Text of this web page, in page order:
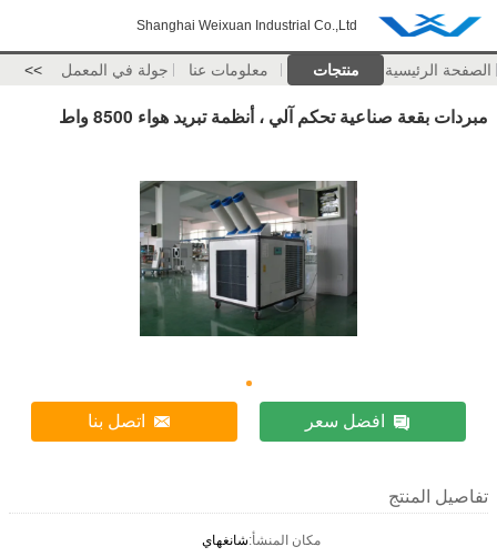
Shanghai Weixuan Industrial Co.,Ltd
الصفحة الرئيسية منتجات معلومات عنا جولة في المعمل >>
مبردات بقعة صناعية تحكم آلي ، أنظمة تبريد هواء 8500 واط
افضل سعر اتصل بنا
تفاصيل المنتج
مكان المنشأ:شانغهاي